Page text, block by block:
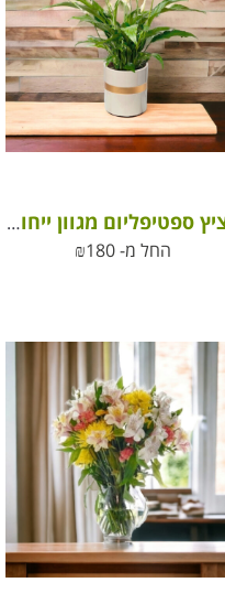
עציץ ספטיפליום מגוון ייחודי גדול מאוד (ללא פריחה בעונה זו)
החל מ-
₪180